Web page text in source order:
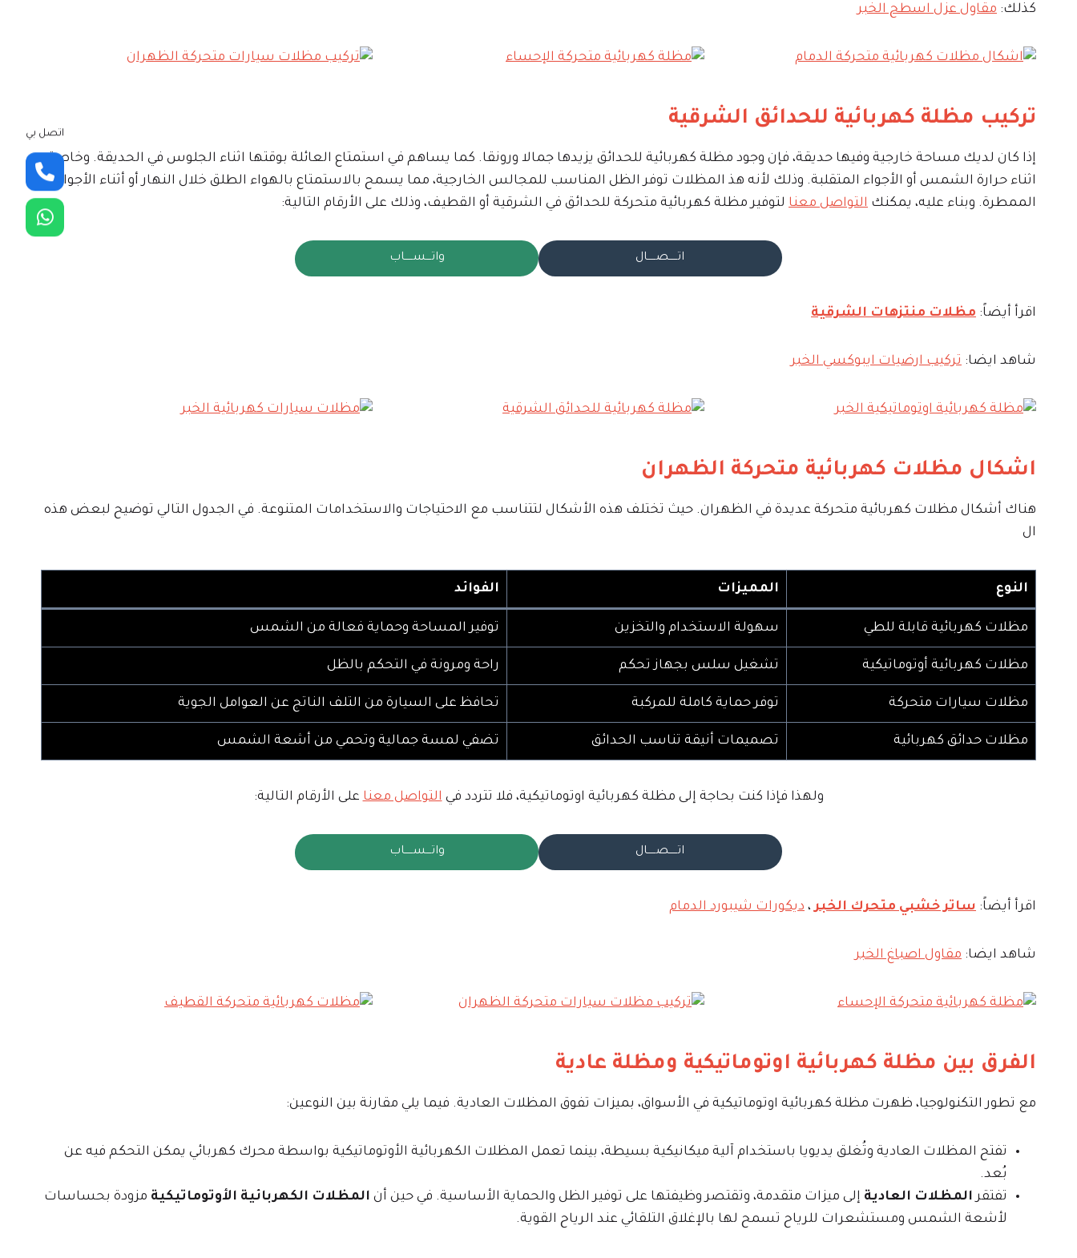
كذلك: مقاول عزل اسطح الخبر
تركيب مظلة كهربائية للحدائق الشرقية
إذا كان لديك مساحة خارجية وفيها حديقة، فإن وجود مظلة كهربائية للحدائق يزيدها جمالا ورونقا. كما يساهم في استمتاع العائلة بوقتها اثناء الجلوس في الحديقة. وخاصة
اثناء حرارة الشمس أو الأجواء المتقلبة. وذلك لأنه هذ المظلات توفر الظل المناسب للمجالس الخارجية، مما يسمح بالاستمتاع بالهواء الطلق خلال النهار أو أثناء الأجواء
الممطرة. وبناء عليه، يمكنك التواصل معنا لتوفير مظلة كهربائية متحركة للحدائق في الشرقية أو القطيف، وذلك على الأرقام التالية:
اتـــــصـــــال واتـــســـــاب
اقرأ أيضاً: مظلات منتزهات الشرقية
شاهد ايضا: تركيب ارضيات ايبوكسي الخبر
اشكال مظلات كهربائية متحركة الظهران
هناك أشكال مظلات كهربائية متحركة عديدة في الظهران. حيث تختلف هذه الأشكال لتتناسب مع الاحتياجات والاستخدامات المتنوعة. في الجدول التالي توضيح لبعض هذه
ال
النوع المميزات الفوائد
مظلات كهربائية قابلة للطي سهولة الاستخدام والتخزين توفير المساحة وحماية فعالة من الشمس
مظلات كهربائية أوتوماتيكية تشغيل سلس بجهاز تحكم راحة ومرونة في التحكم بالظل
مظلات سيارات متحركة توفر حماية كاملة للمركبة تحافظ على السيارة من التلف الناتج عن العوامل الجوية
مظلات حدائق كهربائية تصميمات أنيقة تناسب الحدائق تضفي لمسة جمالية وتحمي من أشعة الشمس
ولهذا فإذا كنت بحاجة إلى مظلة كهربائية اوتوماتيكية، فلا تتردد فيالتواصل معناعلى الأرقام التالية:
اتـــــصـــــال واتـــســـــاب
اقرأ أيضاً: ساتر خشبي متحرك الخبر، ديكورات شيبورد الدمام
شاهد ايضا: مقاول اصباغ الخبر
الفرق بين مظلة كهربائية اوتوماتيكية ومظلة عادية
مع تطور التكنولوجيا، ظهرت مظلة كهربائية اوتوماتيكية في الأسواق، بميزات تفوق المظلات العادية. فيما يلي مقارنة بين النوعين:
تفتح المظلات العادية وتُغلق يديويا باستخدام آلية ميكانيكية بسيطة، بينما تعمل المظلات الكهربائية الأوتوماتيكية بواسطة محرك كهربائي يمكن التحكم فيه عن
بُعد.
تفتقرالمظلات العادية إلى ميزات متقدمة، وتقتصر وظيفتها على توفير الظل والحماية الأساسية. في حين أن المظلات الكهربائية الأوتوماتيكية مزودة بحساسات
لأشعة الشمس ومستشعرات للرياح تسمح لها بالإغلاق التلقائي عند الرياح القوية.
اتصل بي